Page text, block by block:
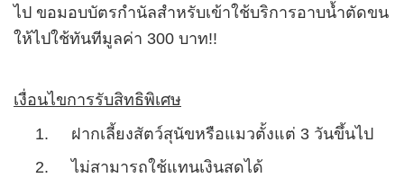
ไป ขอมอบบัตรกำนัลสำหรับเข้าใช้บริการอาบน้ำตัดขน
ให้ไปใช้ทันทีมูลค่า 300 บาท!!
เงื่อนไขการรับสิทธิพิเศษ
1. ฝากเลี้ยงสัตว์สุนัขหรือแมวตั้งแต่ 3 วันขึ้นไป
2. ไม่สามารถใช้แทนเงินสดได้